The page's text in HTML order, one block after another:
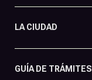
LA CIUDAD
GUÍA DE TRÁMITES